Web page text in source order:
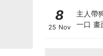
8
25 Nov
主人帶
一口 畫